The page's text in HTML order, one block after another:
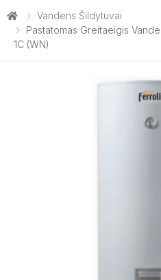
Vandens Šildytuvai
Pastatomas Greitaeigis
1C (WN)